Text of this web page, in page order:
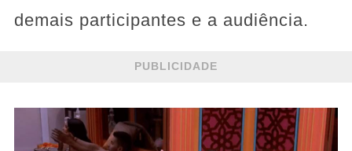
demais participantes e a audiência.
PUBLICIDADE